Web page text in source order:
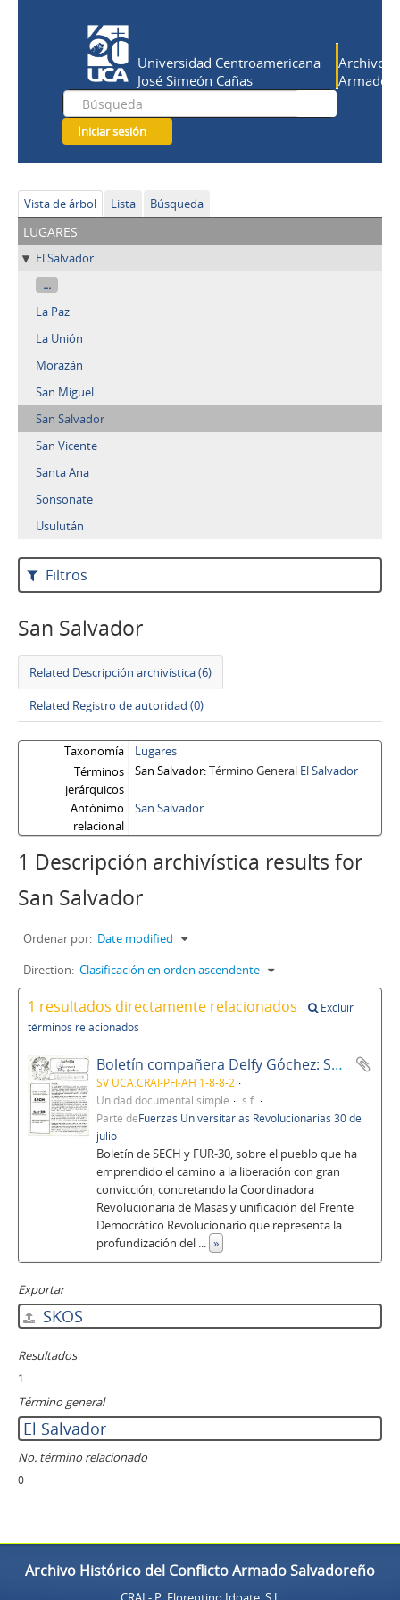
Universidad Centroamericana
José Simeón Cañas
Archivo
Armado
Iniciar sesión
Vista de árbol Lista Búsqueda
lugares
El Salvador
...
La Paz
La Unión
Morazán
San Miguel
San Salvador
San Vicente
Santa Ana
Sonsonate
Usulután
Filtros
San Salvador
Related Descripción archivística (6)
Related Registro de autoridad (0)
Taxonomía
Lugares
Términos
jerárquicos
San Salvador Término General El Salvador
Antónimo
relacional
San Salvador
1 Descripción archivística results for
San Salvador
Ordenar por: Date modified
Direction: Clasificación en orden ascendente
1 resultados directamente relacionados
Excluir
términos relacionados
Boletín compañera Delfy Góchez: SECH, FUR-30, UCA
SV UCA.CRAI-PFI-AH 1-8-8-2
Unidad documental simple
s.f.
Parte deFuerzas Universitarias Revolucionarias 30 de
julio
Boletín de SECH y FUR-30, sobre el pueblo que ha
emprendido el camino a la liberación con gran
convicción, concretando la Coordinadora
Revolucionaria de Masas y unificación del Frente
Democrático Revolucionario que representa la
profundización del ... »
Exportar
SKOS
Resultados
1
Término general
El Salvador
No. término relacionado
0
Archivo Histórico del Conflicto Armado Salvadoreño